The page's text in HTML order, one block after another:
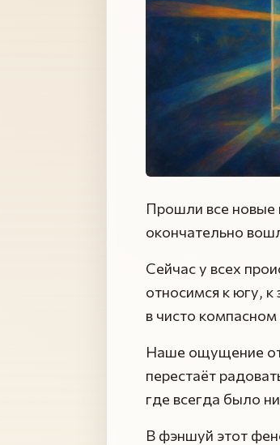
Прошли все новые
окончательно
Сейчас у всех
относимся к югу,
в чисто
Наше ощущение
перестаёт
где всегда было
В фэншуй этот